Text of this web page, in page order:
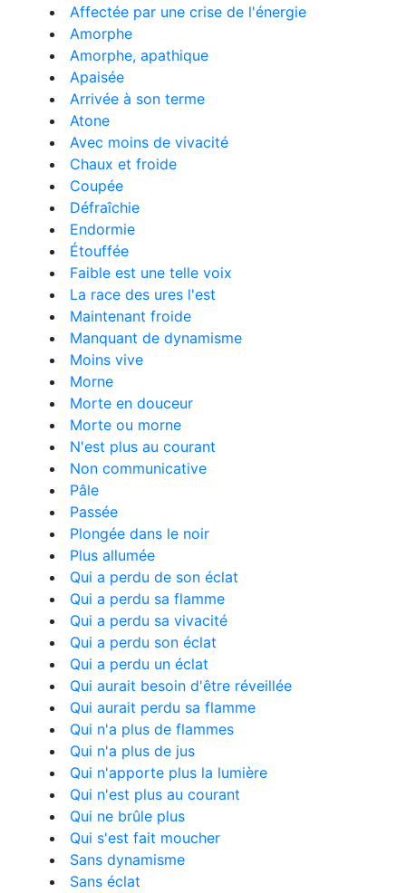
Affectée par une crise de l'énergie
Amorphe
Amorphe, apathique
Apaisée
Arrivée à son terme
Atone
Avec moins de vivacité
Chaux et froide
Coupée
Défraîchie
Endormie
Étouffée
Faible est une telle voix
La race des ures l'est
Maintenant froide
Manquant de dynamisme
Moins vive
Morne
Morte en douceur
Morte ou morne
N'est plus au courant
Non communicative
Pâle
Passée
Plongée dans le noir
Plus allumée
Qui a perdu de son éclat
Qui a perdu sa flamme
Qui a perdu sa vivacité
Qui a perdu son éclat
Qui a perdu un éclat
Qui aurait besoin d'être réveillée
Qui aurait perdu sa flamme
Qui n'a plus de flammes
Qui n'a plus de jus
Qui n'apporte plus la lumière
Qui n'est plus au courant
Qui ne brûle plus
Qui s'est fait moucher
Sans dynamisme
Sans éclat